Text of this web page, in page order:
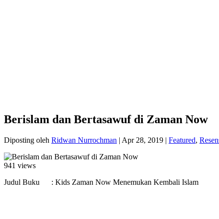
Berislam dan Bertasawuf di Zaman Now
Diposting oleh Ridwan Nurrochman | Apr 28, 2019 | Featured,
941 views
Judul Buku : Kids Zaman Now Menemukan Kembali Islam